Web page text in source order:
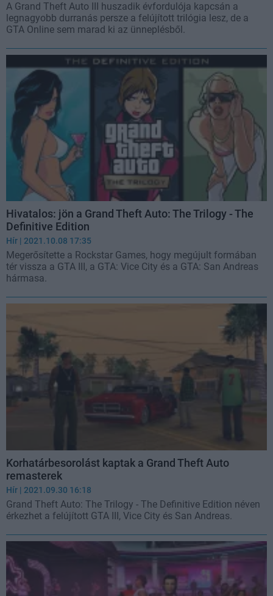
A Grand Theft Auto III huszadik évfordulója kapcsán a
legnagyobb durranás persze a felújított trilógia lesz, de a
GTA Online sem marad ki az ünneplésből.
Hivatalos: jön a Grand Theft Auto: The Trilogy - The
Definitive Edition
Hír | 2021.10.08 17:35
Megerősítette a Rockstar Games, hogy megújult formában
tér vissza a GTA III, a GTA: Vice City és a GTA: San Andreas
hármasa.
Korhatárbesorolást kaptak a Grand Theft Auto
remasterek
Hír | 2021.09.30 16:18
Grand Theft Auto: The Trilogy - The Definitive Edition néven
érkezhet a felújított GTA III, Vice City és San Andreas.